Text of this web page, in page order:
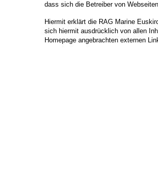
dass sich die Betreiber von Webseiten
Hiermit erklärt die RAG Marine
sich hiermit ausdrücklich von allen
Homepage angebrachten externen